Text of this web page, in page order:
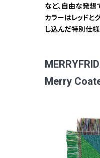
など、自由な発想
カラーはレッドと
し込んだ特別仕様
Merry